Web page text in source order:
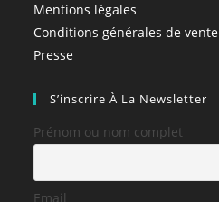
Mentions légales
Conditions générales de vente
Presse
S’inscrire À La Newsletter
Prénom ou nom complet
Email